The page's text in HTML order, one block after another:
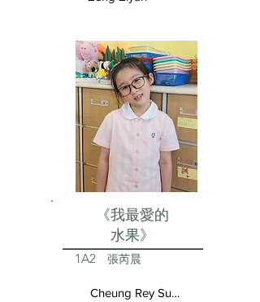
《我最愛的
水果》
1A2 張芮晨
Cheung Rey Sun Vivienne